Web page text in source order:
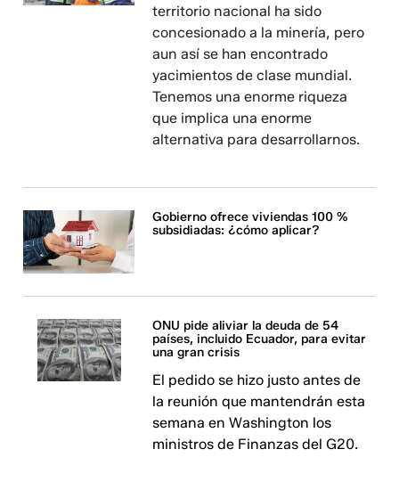
territorio nacional ha sido
concesionado a la minería, pero
aun así se han encontrado
yacimientos de clase mundial.
Tenemos una enorme riqueza
que implica una enorme
alternativa para desarrollarnos.
Gobierno ofrece viviendas 100 %
subsidiadas: ¿cómo aplicar?
ONU pide aliviar la deuda de 54
países, incluido Ecuador, para evitar
una gran crisis
El pedido se hizo justo antes de
la reunión que mantendrán esta
semana en Washington los
ministros de Finanzas del G20.